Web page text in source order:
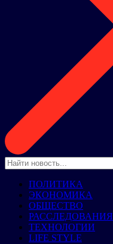
ПОЛИТИКА
ЭКОНОМИКА
ОБЩЕСТВО
РАССЛЕДОВАНИЯ
ТЕХНОЛОГИИ
LIFE STYLE